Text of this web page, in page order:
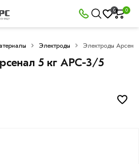
0 0
Электроды Электроды
5 кг АРС-3/5